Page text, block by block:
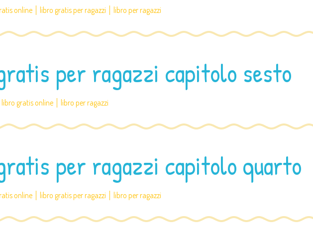
online libro gratis per ragazzi libro per ragazzi
per ragazzi capitolo sesto
libro gratis online libro per ragazzi
per ragazzi capitolo quarto
online libro gratis per ragazzi libro per ragazzi